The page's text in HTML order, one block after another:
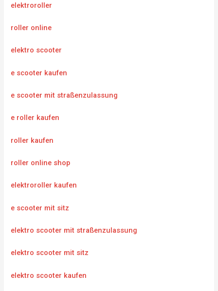
elektroroller
roller online
elektro scooter
e scooter kaufen
e scooter mit straßenzulassung
e roller kaufen
roller kaufen
roller online shop
elektroroller kaufen
e scooter mit sitz
elektro scooter mit straßenzulassung
elektro scooter mit sitz
elektro scooter kaufen